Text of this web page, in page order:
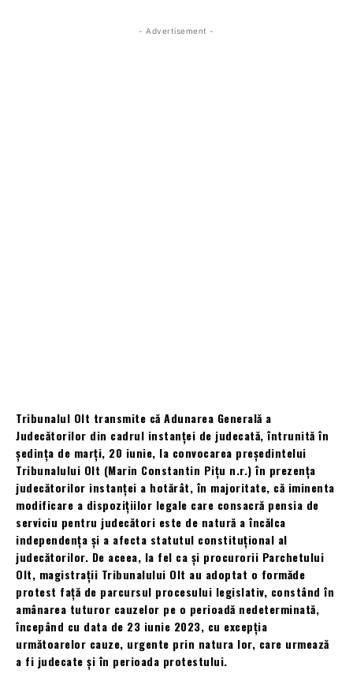
- Advertisement -
Tribunalul Olt transmite că Adunarea Generală a
Judecătorilor din cadrul instanței de judecată, întrunită în
şedinţa de marți, 20 iunie, la convocarea preşedintelui
Tribunalului Olt (Marin Constantin Pițu n.r.) în prezenţa
judecătorilor instanţei a hotărât, în majoritate, că iminenta
modificare a dispoziţiilor legale care consacră pensia de
serviciu pentru judecători este de natură a încălca
independenţa şi a afecta statutul constituţional al
judecătorilor. De aceea, la fel ca și procurorii Parchetului
Olt, magistrații Tribunalului Olt au adoptat o formăde
protest faţă de parcursul procesului legislativ, constând în
amânarea tuturor cauzelor pe o perioadă nedeterminată,
începând cu data de 23 iunie 2023, cu excepţia
următoarelor cauze, urgente prin natura lor, care urmează
a fi judecate şi în perioada protestului.